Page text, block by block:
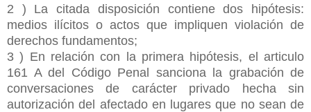
2 ) La citada disposición contiene dos hipótesis:
medios ilícitos o actos que impliquen violación de
derechos fundamentos;
3 ) En relación con la primera hipótesis, el articulo
161 A del Código Penal sanciona la grabación de
conversaciones de carácter privado hecha sin
autorización del afectado en lugares que no sean de